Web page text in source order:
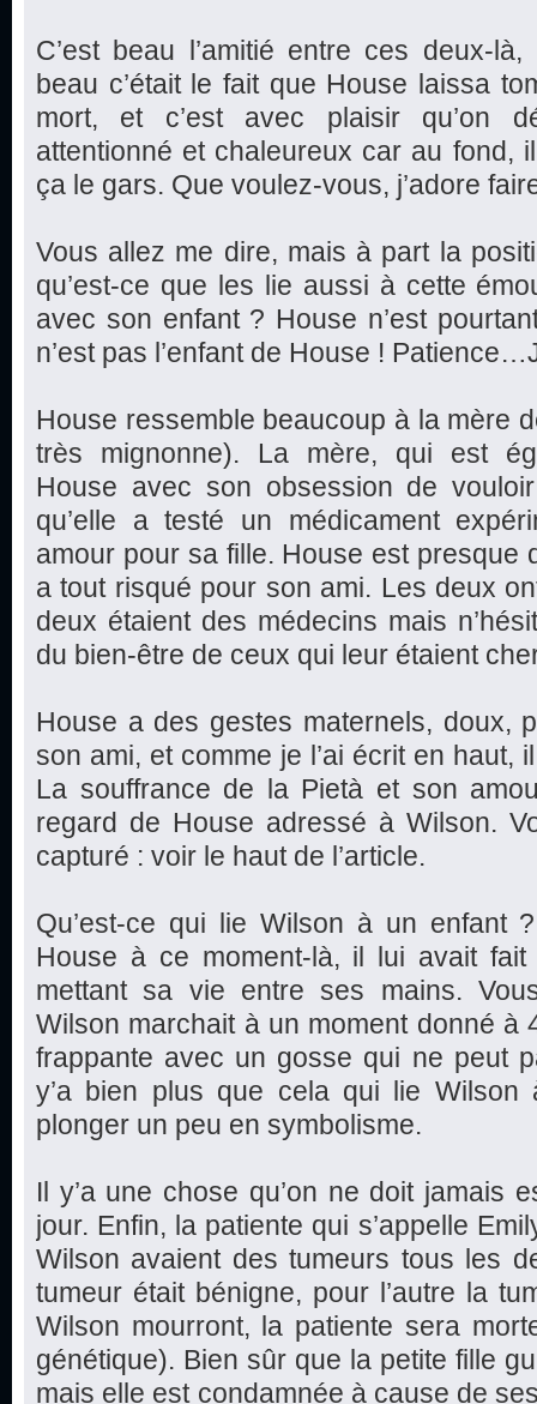
C’est beau l’amitié entre ces deux-
beau c’était le fait que House laissa
mort, et c’est avec plaisir qu’on
attentionné et chaleureux car au fond,
ça le gars. Que voulez-vous, j’adore
Vous allez me dire, mais à part la
qu’est-ce que les lie aussi à cette
avec son enfant ? House n’est
n’est pas l’enfant de House !
House ressemble beaucoup à la mère
très mignonne). La mère, qui est
House avec son obsession de
qu’elle a testé un médicament
amour pour sa fille. House est presque
a tout risqué pour son ami. Les deux
deux étaient des médecins mais
du bien-être de ceux qui leur étaient
House a des gestes maternels, doux,
son ami, et comme je l’ai écrit en haut,
La souffrance de la Pietà et son
regard de House adressé à Wilson.
capturé : voir le haut de l’article.
Qu’est-ce qui lie Wilson à un enfant
House à ce moment-là, il lui avait
mettant sa vie entre ses mains.
Wilson marchait à un moment donné à
frappante avec un gosse qui ne peut
y’a bien plus que cela qui lie
plonger un peu en symbolisme.
Il y’a une chose qu’on ne doit jamais
jour. Enfin, la patiente qui s’appelle
Wilson avaient des tumeurs tous les
tumeur était bénigne, pour l’autre la
Wilson mourront, la patiente sera
génétique). Bien sûr que la petite fille
mais elle est condamnée à cause de